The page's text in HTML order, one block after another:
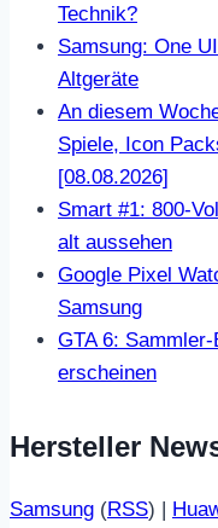
Technik?
Samsung: One
Altgeräte
An diesem
Spiele, Icon
[08.08.2026]
Smart #1: 800-
alt aussehen
Google Pixel
Samsung
GTA 6:
erscheinen
Hersteller
Samsung (RSS) |